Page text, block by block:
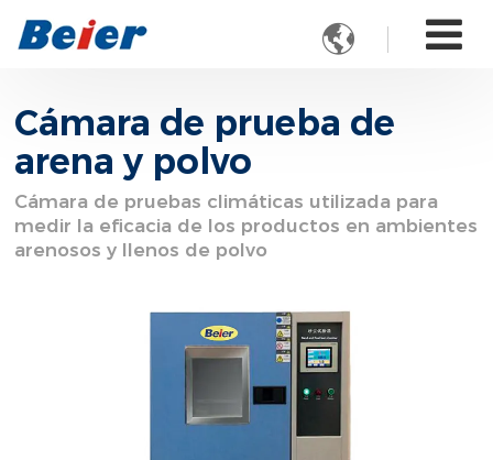

Cámara de prueba de
arena y polvo
Cámara de pruebas climáticas utilizada para
medir la eficacia de los productos en ambientes
arenosos y llenos de polvo